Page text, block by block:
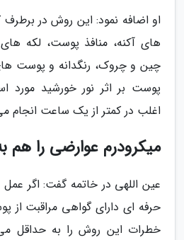
او اضافه نمود: این روش در
های آکنه، منافذ پوست، لکه
چین و چروک، رنگدانه و پوست
پوست بر اثر نور خورشید مورد
اغلب در کمتر از یک ساعت انجام
میکرودرم عوارضی را هم
عین اللهی در خاتمه گفت: اگر
حرفه ای دارای گواهی مراقبت از
خطرات این روش را به حداقل